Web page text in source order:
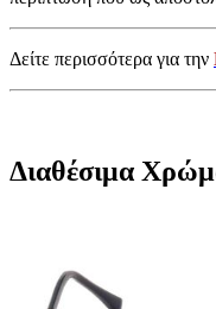
Δείτε περισσότερα για την
Διαθέσιμα